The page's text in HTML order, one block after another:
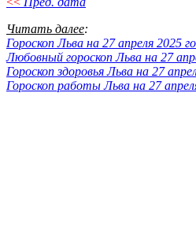
Читать далее:
Гороскоп Льва на 27 апреля 2025
Любовный гороскоп Льва на 27
Гороскоп здоровья Льва на 27
Гороскоп работы Льва на 27